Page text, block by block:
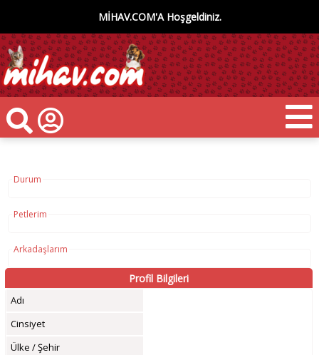
MİHAV.COM'A Hoşgeldiniz.
Durum
Petlerim
Arkadaşlarım
Profil Bilgileri
Adı
Cinsiyet
Ülke / Şehir